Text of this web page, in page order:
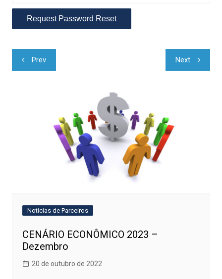
Navegação
de
Prev Next
Notícias de Parceiros
CENÁRIO ECONÔMICO 2023 –
Dezembro
20 de outubro de 2022